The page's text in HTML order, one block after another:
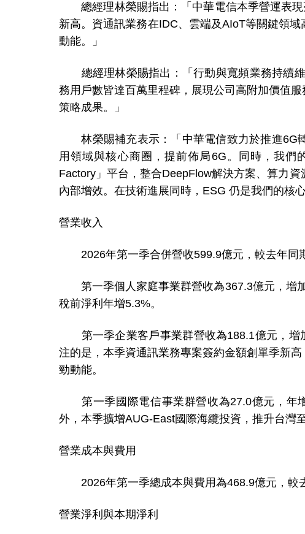
總經理林榮賜指出：「中華電信本季營運表現
新高。資通訊業務在IDC、雲端及AIoT等關鍵領
動能。」
總經理林榮賜指出：「行動與寬頻業務持續維
務用戶數皆達百萬里程碑，展現公司高附加價值
策略成果。」
林榮賜補充表示：「中華電信致力於推進6G
用領域與核心商圈，提前佈局6G。同時，我們
Factory」平台，整合DeepFlow解決方案、算力
內部增效。在技術進展同時，ESG 仍是我們的核
營業收入
2026年第一季合併營收599.9億元，較去年同
第一季個人家庭事業群營收為367.3億元，增加
稅前淨利年增5.3%。
第一季企業客戶事業群營收為188.1億元，增
注的是，本季資通訊業務專案簽約金額創單季新
勁動能。
第一季國際電信事業群營收為27.0億元，年
外，本季擴增AUG-East國際海纜投資，推升台灣
營業成本與費用
2026年第一季總成本與費用為468.9億元，較
營業淨利與本期淨利